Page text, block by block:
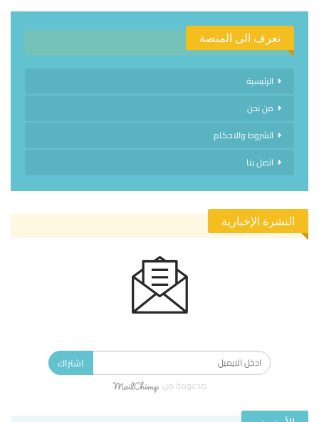
تعرف الى المنصة
الرئيسية
من نحن
الشروط والاحكام
اتصل بنا
النشرة الإخبارية
اشتراك
مدعومة من